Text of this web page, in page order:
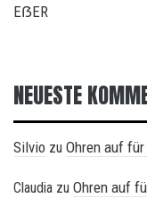
EẞER
NEUESTE
Silvio zu Ohren auf
Claudia zu Ohren auf